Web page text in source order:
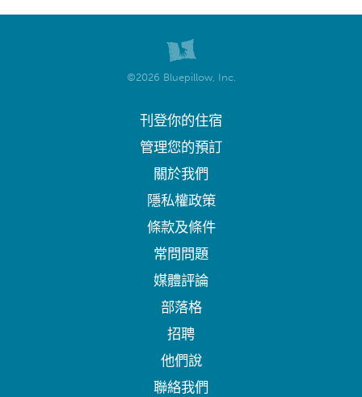
©2026 Bluepillow, Inc.
刊登你的住宿
管理您的預訂
關於我們
隱私權政策
條款及條件
常問問題
媒體評論
部落格
招聘
他們說
聯絡我們